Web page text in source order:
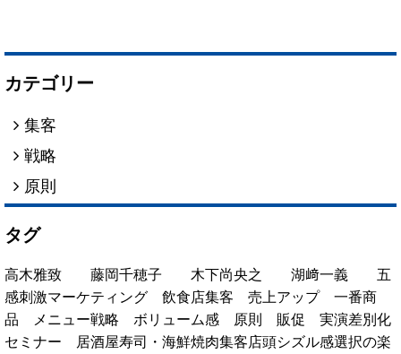
カテゴリー
集客
戦略
原則
タグ
高木雅致 藤岡千穂子 木下尚央之 湖﨑一義 五
感刺激マーケティング 飲食店集客 売上アップ 一番商
品
メニュー戦略 ボリューム感 原則 販促 実演差別化
セミナー
居酒屋寿司・海鮮焼肉集客店頭シズル感選択の楽